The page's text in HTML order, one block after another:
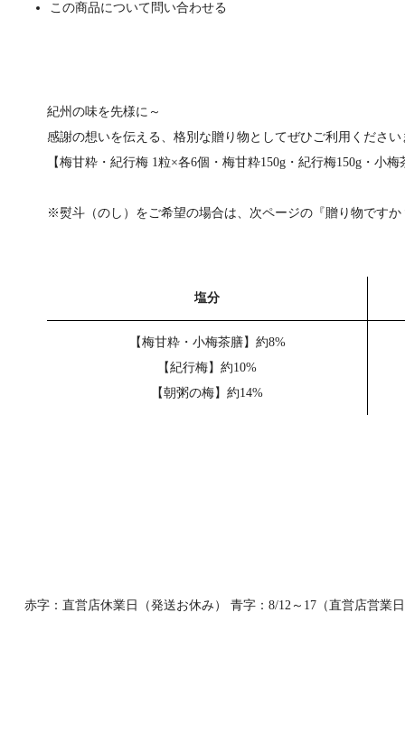
この商品について問い合わせる
紀州の味を先様に～
感謝の想いを伝える、格別な贈り物としてぜひご利用ください
【梅甘粋・紀行梅 1粒×各6個・梅甘粋150g・紀行梅150g・小
※熨斗（のし）をご希望の場合は、次ページの『贈り物です
塩分
【梅甘粋・小梅茶膳】約8%
【紀行梅】約10%
【朝粥の梅】約14%
赤字：直営店休業日（発送お休み） 青字：8/12～17（直営店営業